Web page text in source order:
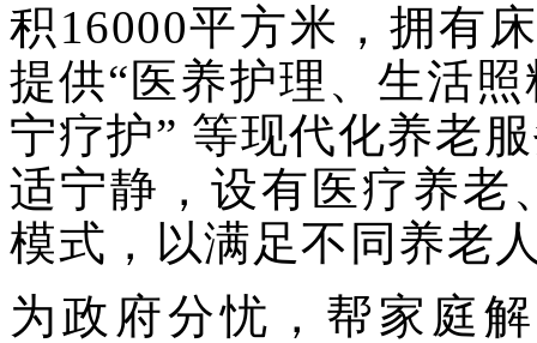
积16000平方米，拥有
提供“医养护理、生活
宁疗护” 等现代化养老
适宁静，设有医疗养老
模式，以满足不同养老
为政府分忧，帮家庭